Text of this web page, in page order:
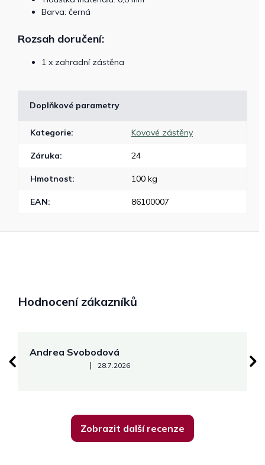
Barva: černá
Rozsah doručení:
1 x zahradní zástěna
Doplňkové parametry
Kategorie: Kovové zástěny
Záruka: 24
Hmotnost: 100 kg
EAN: 86100007
Hodnocení zákazníků
Andrea Svobodová
Hodnocení obchodu je 5 z 5 hvězdiček.
| 28.7.2026
Zobrazit další recenze